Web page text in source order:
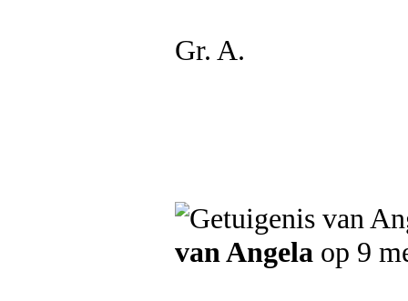
Gr. A.
van Angela op 9